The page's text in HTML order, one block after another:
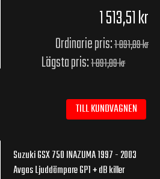
1 513,51 kr
Ordinarie pris:1 891,89 kr
Lägsta pris:1 891,89 kr
TILL KUNDVAGNEN
Suzuki GSX 750 INAZUMA 1997 - 2003
Avgas Ljuddämpare GP1 + dB killer